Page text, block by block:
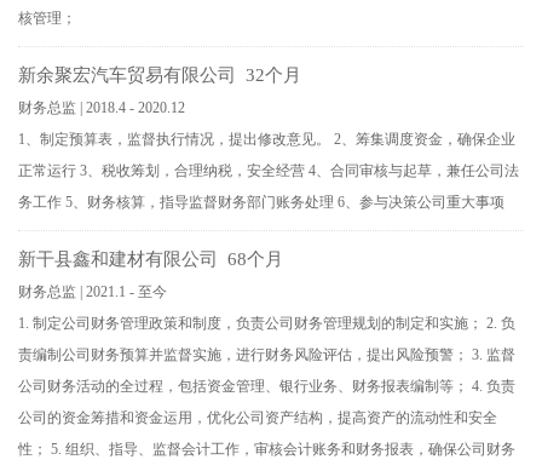
核管理；
新余聚宏汽车贸易有限公司 32个月
财务总监 | 2018.4 - 2020.12
1、制定预算表，监督执行情况，提出修改意见。 2、筹集调度资金，确保企业
正常运行 3、税收筹划，合理纳税，安全经营 4、合同审核与起草，兼任公司法
务工作 5、财务核算，指导监督财务部门账务处理 6、参与决策公司重大事项
新干县鑫和建材有限公司 68个月
财务总监 | 2021.1 - 至今
1. 制定公司财务管理政策和制度，负责公司财务管理规划的制定和实施； 2. 负
责编制公司财务预算并监督实施，进行财务风险评估，提出风险预警； 3. 监督
公司财务活动的全过程，包括资金管理、银行业务、财务报表编制等； 4. 负责
公司的资金筹措和资金运用，优化公司资产结构，提高资产的流动性和安全
性； 5. 组织、指导、监督会计工作，审核会计账务和财务报表，确保公司财务